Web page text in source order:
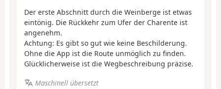
Der erste Abschnitt durch die Weinberge ist etwas
eintönig. Die Rückkehr zum Ufer der Charente ist
angenehm.
Achtung: Es gibt so gut wie keine Beschilderung.
Ohne die App ist die Route unmöglich zu finden.
Glücklicherweise ist die Wegbeschreibung präzise.
Maschinell übersetzt